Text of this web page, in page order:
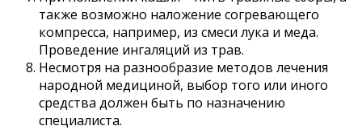
также возможно наложение согревающего
компресса, например, из смеси лука и меда.
Проведение ингаляций из трав.
Несмотря на разнообразие методов лечения
народной медициной, выбор того или иного
средства должен быть по назначению
специалиста.